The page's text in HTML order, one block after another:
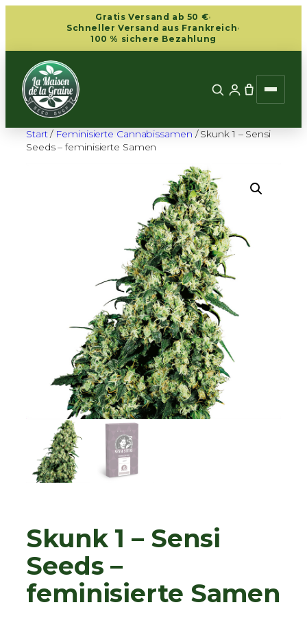
springen
Gratis Versand ab 50 €·
Schneller Versand aus Frankreich·
100 % sichere Bezahlung
Start/ Feminisierte Cannabissamen / Skunk 1 – Sensi
Seeds – feminisierte Samen
Skunk 1 – Sensi
Seeds –
feminisierte Samen